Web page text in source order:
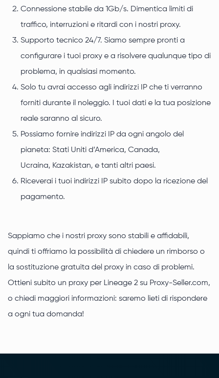
Connessione stabile da 1Gb/s. Dimentica limiti di
traffico, interruzioni e ritardi con i nostri proxy.
Supporto tecnico 24/7. Siamo sempre pronti a
configurare i tuoi proxy e a risolvere qualunque tipo di
problema, in qualsiasi momento.
Solo tu avrai accesso agli indirizzi IP che ti verranno
forniti durante il noleggio. I tuoi dati e la tua posizione
reale saranno al sicuro.
Possiamo fornire indirizzi IP da ogni angolo del
pianeta: Stati Uniti d’America, Canada,
Ucraina, Kazakistan, e tanti altri paesi.
Riceverai i tuoi indirizzi IP subito dopo la ricezione del
pagamento.
Sappiamo che i nostri proxy sono stabili e affidabili,
quindi ti offriamo la possibilità di chiedere un rimborso o
la sostituzione gratuita del proxy in caso di problemi.
Ottieni subito un proxy per Lineage 2 su Proxy-Seller.com,
o chiedi maggiori informazioni: saremo lieti di rispondere
a ogni tua domanda!